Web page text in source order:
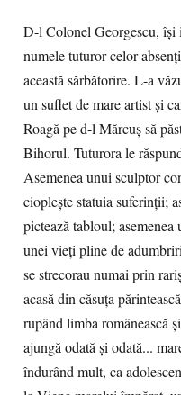
D-l Colonel Georgescu, îşi
numele tuturor celor
această sărbătorire. L-a
un suflet de mare artist şi
Roagă pe d-l Mărcuş să
Bihorul. Tuturora le
Asemenea unui sculptor
ciopleşte statuia suferinţii;
pictează tabloul;
unei vieţi pline de
se strecorau numai prin
acasă din căsuţa
rupând limba românească
ajungă odată şi odată...
îndurând mult, ca